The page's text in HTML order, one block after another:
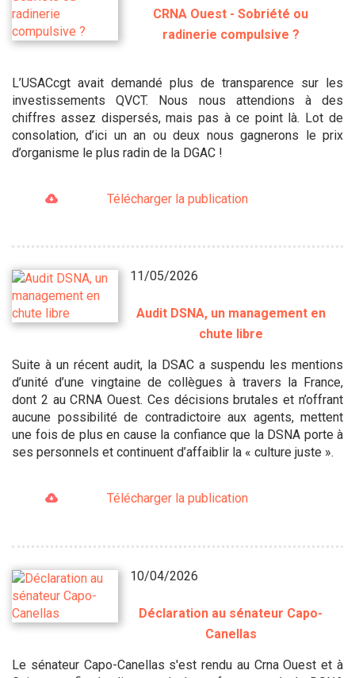
CRNA Ouest - Sobriété ou
radinerie compulsive ?
L’USACcgt avait demandé plus de transparence sur les
investissements QVCT. Nous nous attendions à des
chiffres assez dispersés, mais pas à ce point là. Lot de
consolation, d’ici un an ou deux nous gagnerons le prix
d’organisme le plus radin de la DGAC !
Télécharger la publication
11/05/2026
Audit DSNA, un management en
chute libre
Suite à un récent audit, la DSAC a suspendu les mentions
d’unité d’une vingtaine de collègues à travers la France,
dont 2 au CRNA Ouest. Ces décisions brutales et n’offrant
aucune possibilité de contradictoire aux agents, mettent
une fois de plus en cause la confiance que la DSNA porte à
ses personnels et continuent d’affaiblir la « culture juste ».
Télécharger la publication
10/04/2026
Déclaration au sénateur Capo-
Canellas
Le sénateur Capo-Canellas s'est rendu au Crna Ouest et à